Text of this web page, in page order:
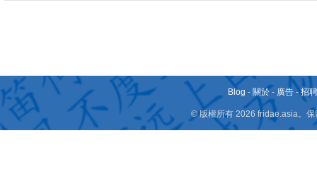
Blog - 關於 - 廣告 -招
© 版權所有 2026 fridae.asia。